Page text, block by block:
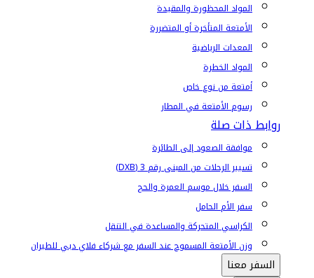
المواد المحظورة والمقيدة
الأمتعة المتأخرة أو المتضررة
المعدات الرياضية
المواد الخطرة
أمتعة من نوع خاص
رسوم الأمتعة في المطار
روابط ذات صلة
موافقة الصعود إلى الطائرة
تسيير الرحلات من المبنى رقم 3 (DXB)
السفر خلال موسم العمرة والحج
سفر الأم الحامل
الكراسي المتحركة والمساعدة في التنقل
وزن الأمتعة المسموح عند السفر مع شركاء فلاي دبي للطيران
السفر معنا